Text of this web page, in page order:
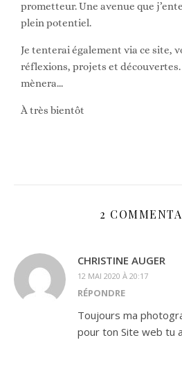
prometteur. Une avenue que
plein potentiel.
Je tenterai également via ce site,
réflexions, projets et découvertes.
mènera…
À très bientôt
2
CHRISTINE AUGER
12 MAI 2020 À 20:17
RÉPONDRE
Toujours ma
pour ton Site web tu